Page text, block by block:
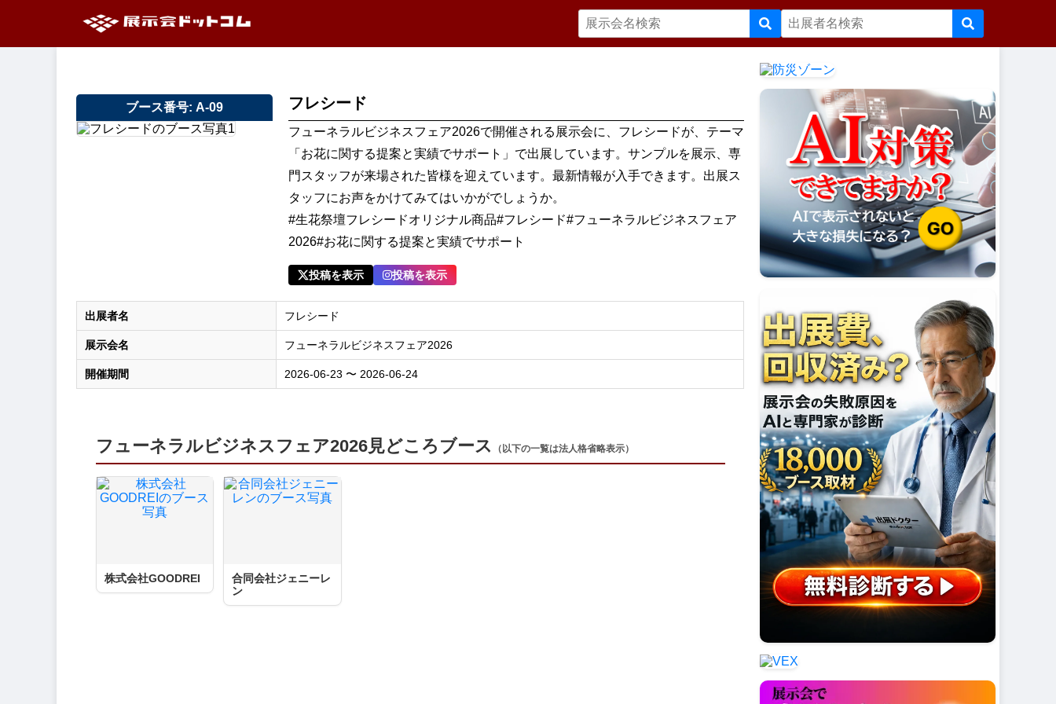
ブース番号: A-09 フレシード
フューネラルビジネスフェア2026で開催される展示会に、フレシードが、テーマ
「お花に関する提案と実績でサポート」で出展しています。サンプルを展示、専
門スタッフが来場された皆様を迎えています。最新情報が入手できます。出展ス
タッフにお声をかけてみてはいかがでしょうか。
#生花祭壇フレシードオリジナル商品#フレシード#フューネラルビジネスフェア
2026#お花に関する提案と実績でサポート
投稿を表示 投稿を表示
出展者名 フレシード
展示会名 フューネラルビジネスフェア2026
開催期間 2026-06-23 〜 2026-06-24
フューネラルビジネスフェア2026見どころブース （以下の一覧は法人格省略表示）
株式会社GOODREI
合同会社ジェニーレ
ン